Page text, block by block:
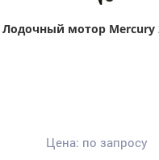
Лодочный мотор Mercury
Цена: по запросу